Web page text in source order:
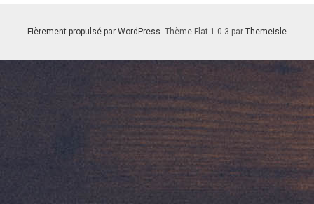
Fièrement propulsé par WordPress. Thème Flat 1.0.3 par Themeisle